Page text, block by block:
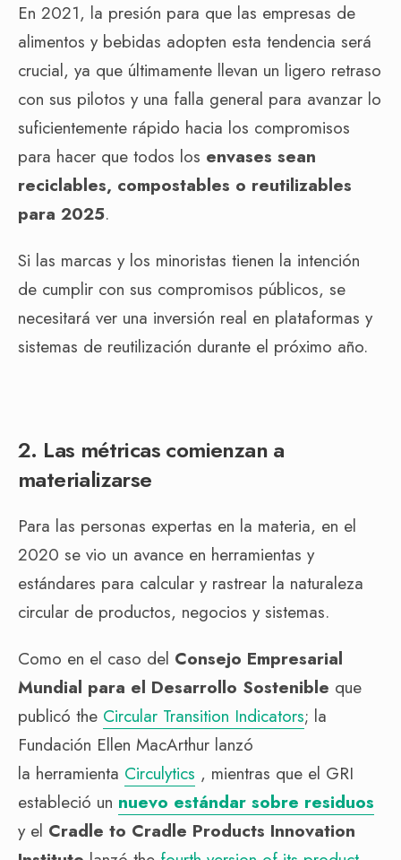
En 2021, la presión para que las empresas de
alimentos y bebidas adopten esta tendencia será
crucial, ya que últimamente llevan un ligero retraso
con sus pilotos y una falla general para avanzar lo
suficientemente rápido hacia los compromisos
para hacer que todos los envases sean
reciclables, compostables o reutilizables
para 2025.
Si las marcas y los minoristas tienen la intención
de cumplir con sus compromisos públicos, se
necesitará ver una inversión real en plataformas y
sistemas de reutilización durante el próximo año.
2. Las métricas comienzan a
materializarse
Para las personas expertas en la materia, en el
2020 se vio un avance en herramientas y
estándares para calcular y rastrear la naturaleza
circular de productos, negocios y sistemas.
Como en el caso del Consejo Empresarial
Mundial para el Desarrollo Sostenible que
publicó the Circular Transition Indicators; la
Fundación Ellen MacArthur lanzó
la herramienta Circulytics , mientras que el GRI
estableció un nuevo estándar sobre residuos
y el Cradle to Cradle Products Innovation